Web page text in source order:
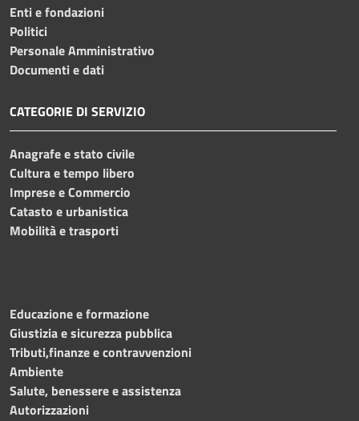
Enti e fondazioni
Politici
Personale Amministrativo
Documenti e dati
CATEGORIE DI SERVIZIO
Anagrafe e stato civile
Cultura e tempo libero
Imprese e Commercio
Catasto e urbanistica
Mobilità e trasporti
Educazione e formazione
Giustizia e sicurezza pubblica
Tributi,finanze e contravvenzioni
Ambiente
Salute, benessere e assistenza
Autorizzazioni